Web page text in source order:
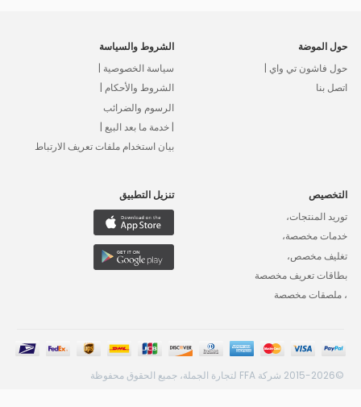
حول الموضة
حول فاشون تي واي |
اتصل بنا
الشروط والسياسة
سياسة الخصوصية |
الشروط والأحكام |
الرسوم والضرائب
| خدمة ما بعد البيع |
بيان استخدام ملفات تعريف الارتباط
التخصيص
توريد المنتجات،
خدمات مخصصة،
تغليف مخصص،
بطاقات تعريف مخصصة
، ملصقات مخصصة
تنزيل التطبيق
©2015-2026 شركة FFA لتجارة الجملة، جميع الحقوق محفوظة